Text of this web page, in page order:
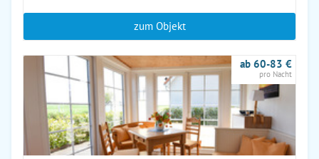
zum Objekt
ab 60-83 €
pro Nacht